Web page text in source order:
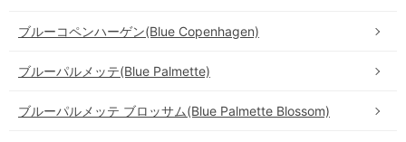
ブルーコペンハーゲン(Blue Copenhagen)
ブルーパルメッテ(Blue Palmette)
ブルーパルメッテ ブロッサム(Blue Palmette Blossom)